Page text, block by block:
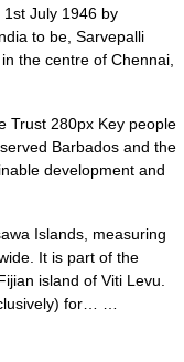
July 1946 by
to be, Sarvepalli
the centre of Chennai,
Trust 280px Key people
Barbados and the
development and
Islands, measuring
It is part of the
island of Viti Levu.
for… …